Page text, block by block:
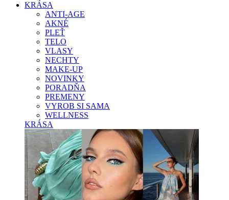
KRÁSA
ANTI-AGE
AKNÉ
PLEŤ
TELO
VLASY
NECHTY
MAKE-UP
NOVINKY
PORADŇA
PREMENY
VYROB SI SAMA
WELLNESS
KRÁSA